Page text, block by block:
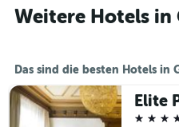
Weitere Hotels in
Das sind die besten Hotels in
5